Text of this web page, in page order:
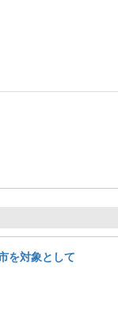
を対象として